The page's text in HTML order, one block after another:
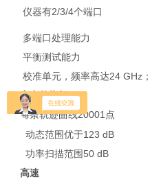
仪器有2/3/4个端口
多端口处理能力
平衡测试能力
校准单元，频率高达24 GHz ；
突出的指标
每条轨迹曲线20001 点
动态范围优于123 dB
功率扫描范围50 dB
高速